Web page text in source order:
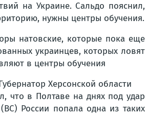
на Украине. Сальдо пояснил,
нужны центры обучения.
натовские, которые пока еще
украинцев, которых ловят
в центры обучения
Херсонской области
что в Полтаве на днях под удар
России попала одна из таких